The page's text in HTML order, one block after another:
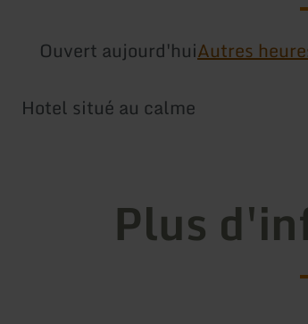
Ouvert aujourd'huiAutres
Hotel situé au calme
Plus